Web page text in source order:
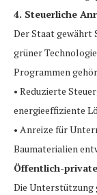
4. Steuerliche
Der Staat gewährt
grüner
Programmen
• Reduzierte
energieeffiziente
• Anreize für
Baumaterialien
Öffentlich-
Die Unterstützung